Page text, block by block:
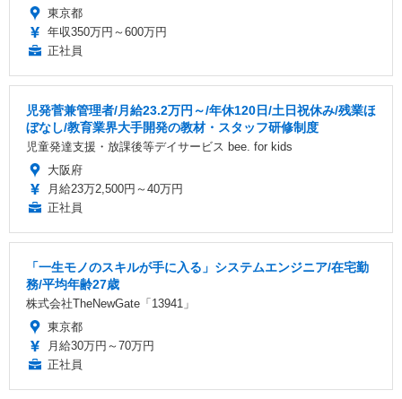
東京都
年収350万円～600万円
正社員
児発菅兼管理者/月給23.2万円～/年休120日/土日祝休み/残業ほ
ぼなし/教育業界大手開発の教材・スタッフ研修制度
児童発達支援・放課後等デイサービス bee. for kids
大阪府
月給23万2,500円～40万円
正社員
「一生モノのスキルが手に入る」システムエンジニア/在宅勤
務/平均年齢27歳
株式会社TheNewGate「13941」
東京都
月給30万円～70万円
正社員